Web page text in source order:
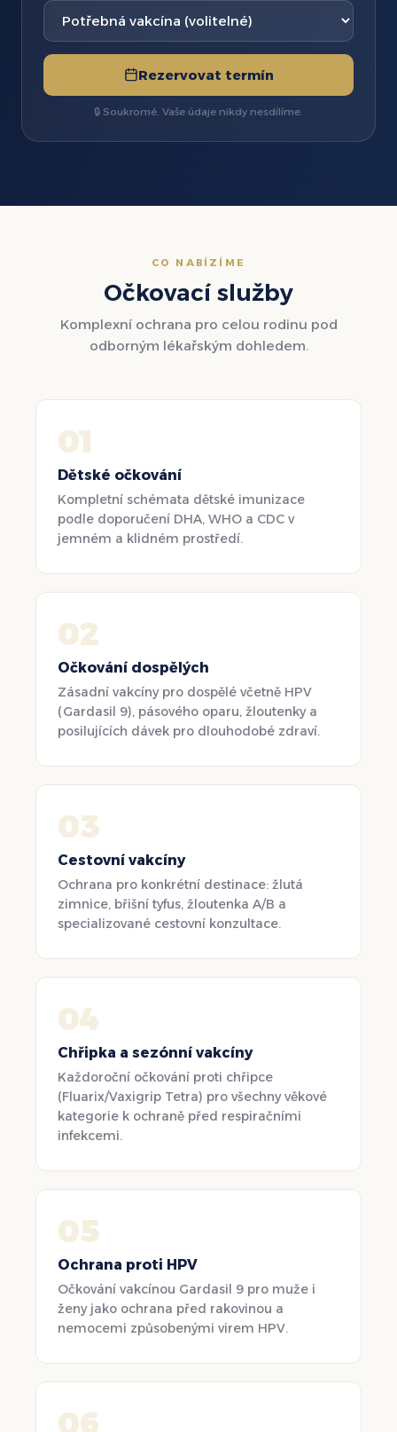
Rezervovat termín
🔒 Soukromé. Vaše údaje nikdy nesdílíme.
CO NABÍZÍME
Očkovací služby
Komplexní ochrana pro celou rodinu pod
odborným lékařským dohledem.
01
Dětské očkování
Kompletní schémata dětské imunizace
podle doporučení DHA, WHO a CDC v
jemném a klidném prostředí.
02
Očkování dospělých
Zásadní vakcíny pro dospělé včetně HPV
(Gardasil 9), pásového oparu, žloutenky a
posilujících dávek pro dlouhodobé zdraví.
03
Cestovní vakcíny
Ochrana pro konkrétní destinace: žlutá
zimnice, břišní tyfus, žloutenka A/B a
specializované cestovní konzultace.
04
Chřipka a sezónní vakcíny
Každoroční očkování proti chřipce
(Fluarix/Vaxigrip Tetra) pro všechny věkové
kategorie k ochraně před respiračními
infekcemi.
05
Ochrana proti HPV
Očkování vakcínou Gardasil 9 pro muže i
ženy jako ochrana před rakovinou a
nemocemi způsobenými virem HPV.
06